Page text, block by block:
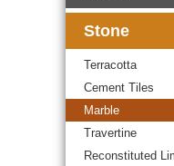
Stone
Terracotta
Cement Tiles
Marble
Travertine
Reconstituted